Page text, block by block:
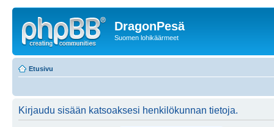
DragonPesä
Suomen lohikäärmeet
Etusivu
Kirjaudu sisään katsoaksesi henkilökunnan tietoja.